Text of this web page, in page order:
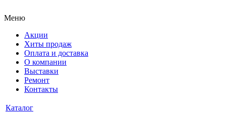
Меню
Акции
Хиты продаж
Оплата и доставка
О компании
Выставки
Ремонт
Контакты
Каталог